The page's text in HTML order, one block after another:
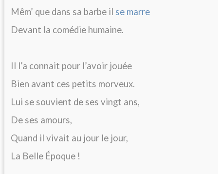
Mêm’ que dans sa barbe il se marre
Devant la comédie humaine.
Il l’a connait pour l’avoir jouée
Bien avant ces petits morveux.
Lui se souvient de ses vingt ans,
De ses amours,
Quand il vivait au jour le jour,
La Belle Époque !